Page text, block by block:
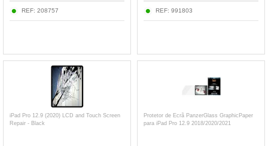
REF: 208757 REF: 991803
iPad Pro 12.9 (2020) LCD and Touch Screen
Repair - Black
Protetor de Ecrã PanzerGlass GraphicPaper
para iPad Pro 12.9 2018/2020/2021